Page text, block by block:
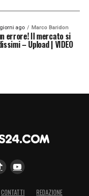
ago Marco Baridon
errore! Il mercato si
– Upload | VIDEO
CONTATTI REDAZIONE